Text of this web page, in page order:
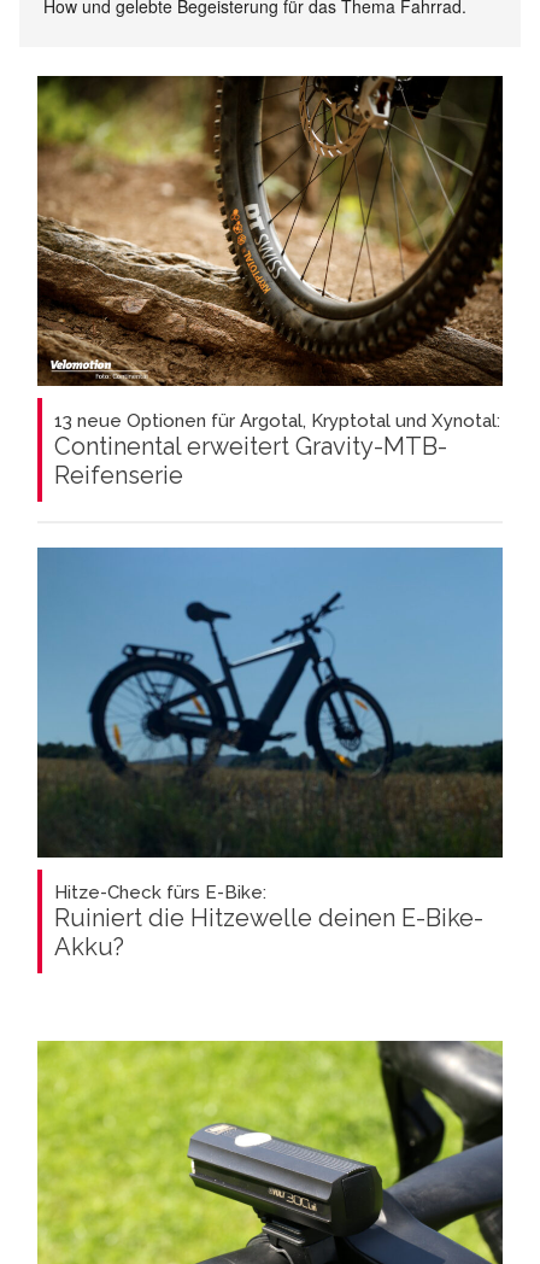
How und gelebte Begeisterung für das Thema Fahrrad.
13 neue Optionen für Argotal, Kryptotal und Xynotal:
Continental erweitert Gravity-MTB-
Reifenserie
Hitze-Check fürs E-Bike:
Ruiniert die Hitzewelle deinen E-Bike-
Akku?